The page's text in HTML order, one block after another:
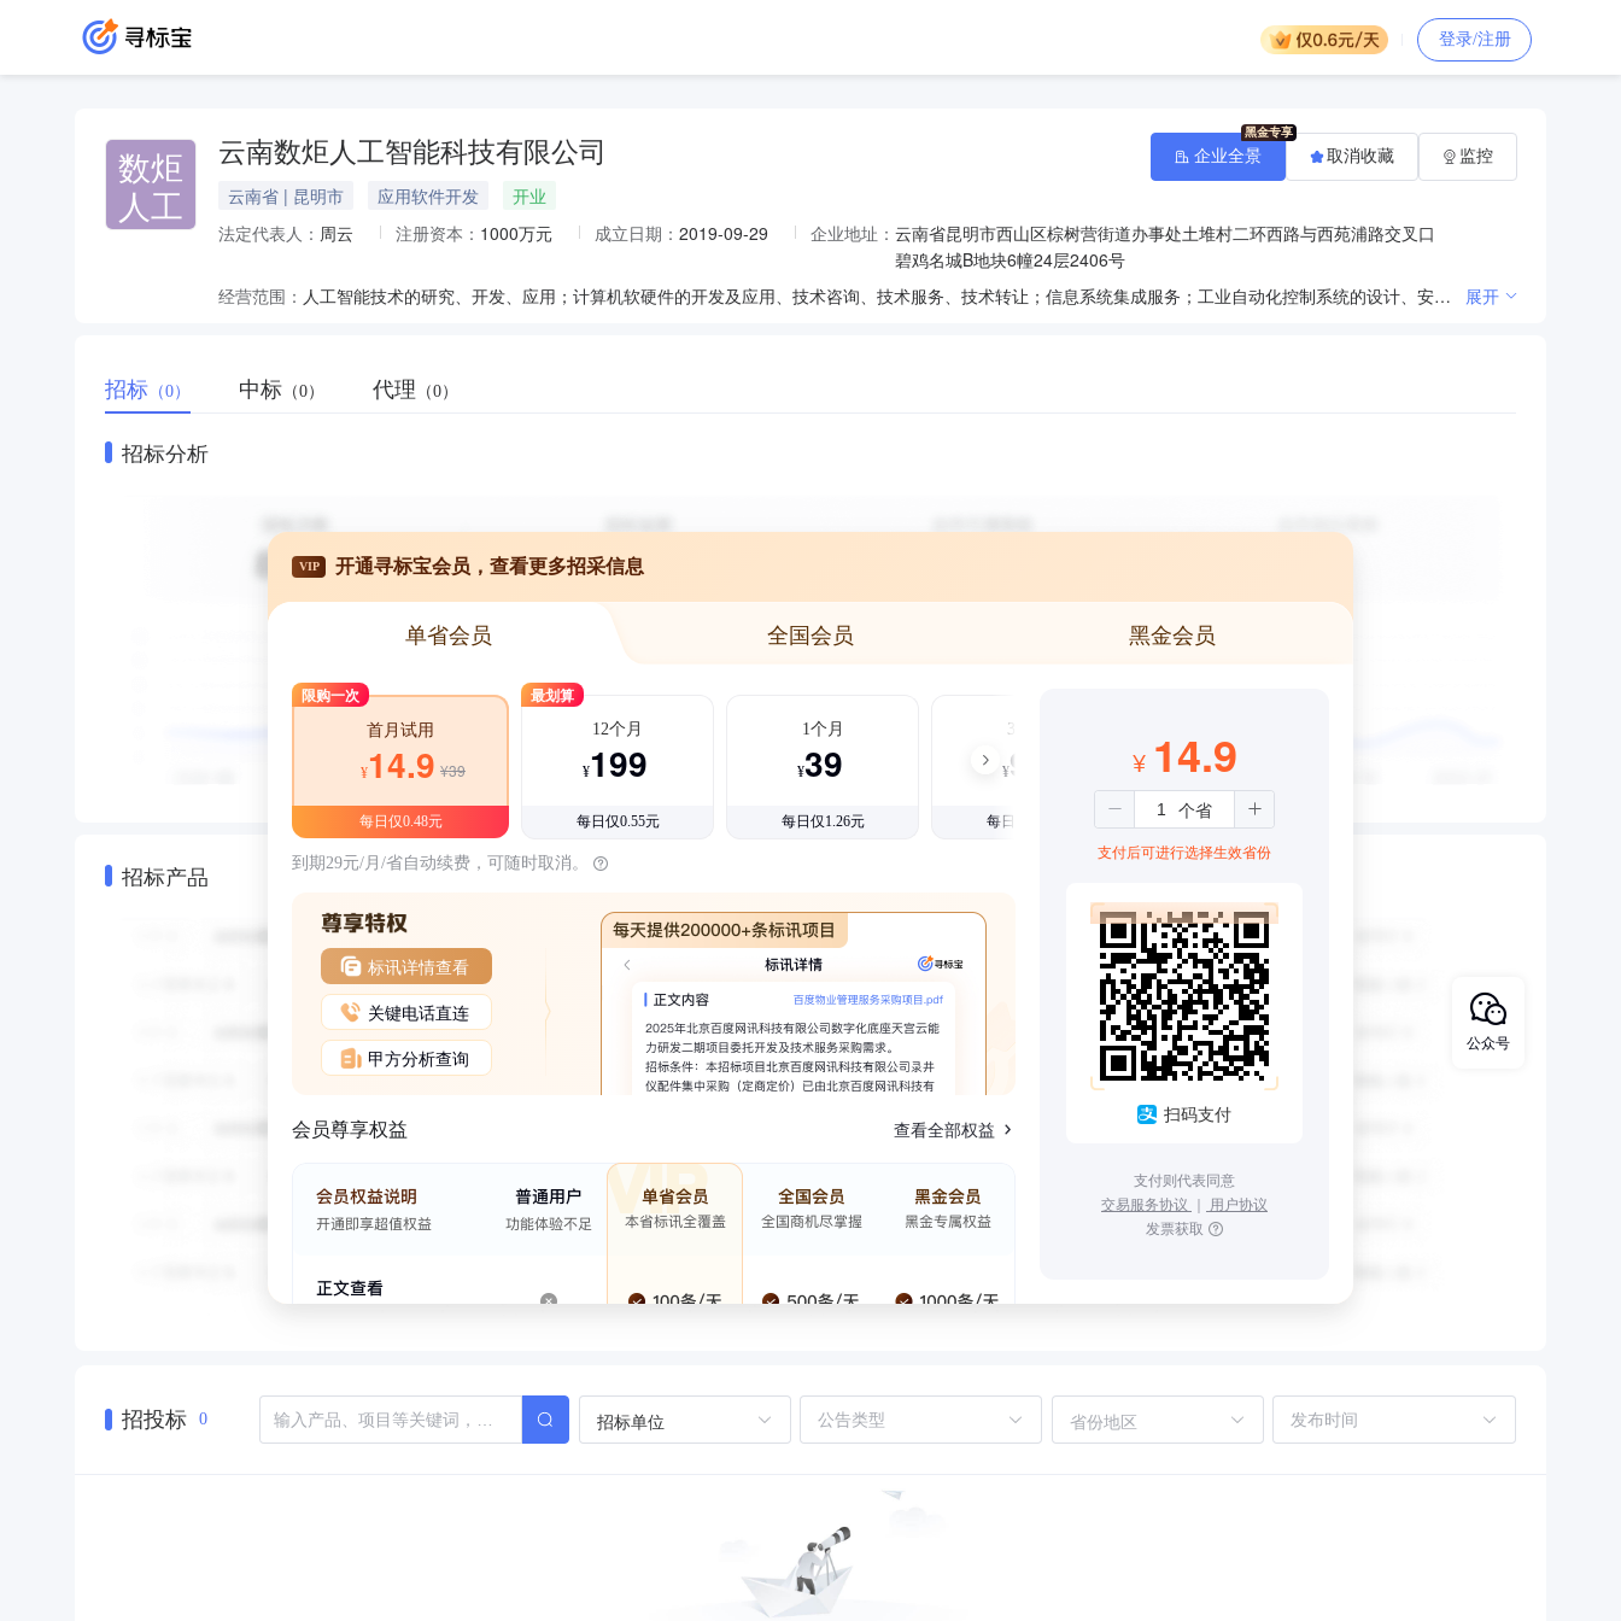
登录/注册
数炬
人工
云南数炬人工智能科技有限公司
云南省 | 昆明市 应用软件开发
开业
法定代表人： 周云 注册资本： 1000万元 成立日期： 2019-09-29 企业地址： 云南省昆明市西山区棕树营街道办事处土堆村二环西路与西苑浦路交叉口
碧鸡名城B地块6幢24层2406号
经营范围：
人工智能技术的研究、开发、应用；计算机软硬件的开发及应用、技术咨询、技术服务、技术转让；信息系统集成服务；工业自动化控制系统的设计、安装及调试；计算机图文设计制作；设计、制作、代理、发布国内各类广告；商务信息咨询；国内贸易、物资供销。（依法须经批准的项目，经相关部门批准后方可开展经营活动） 展开
企业全景 取消收藏 监控
招标 （0） 中标 （0） 代理 （0）
招标分析
招标产品
VIP 开通寻标宝会员，查看更多招采信息
单省会员 全国会员 黑金会员
限购一次
首月试用
¥14.9 ¥39
每日仅0.48元
最划算
12个月
¥199
每日仅0.55元
1个月
¥39
每日仅1.26元
3个月
¥99
每日仅1.08元
到期29元/月/省自动续费，可随时取消。
标讯详情查看
关键电话直连
甲方分析查询
会员尊享权益 查看全部权益
¥ 14.9
支付后可进行选择生效省份
扫码支付
支付则代表同意
交易服务协议 ｜ 用户协议
发票获取
招投标 0 招标单位 省份地区
公众号